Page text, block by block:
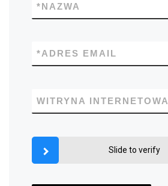
NAZWA
*
ADRES EMAIL
*
WITRYNA INTERNETOWA
Slide to verify